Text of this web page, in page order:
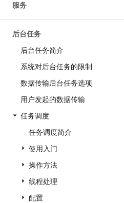
服务
后台任务
后台任务简介
系统对后台任务的限制
数据传输后台任务选项
用户发起的数据传输
任务调度
任务调度简介
使用入门
操作方法
线程处理
配置